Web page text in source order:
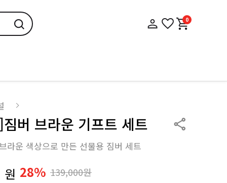
0
버 브라운 기프트 세트
라운 색상으로 만든 선물용 짐버 세트
원 28% 139,000원